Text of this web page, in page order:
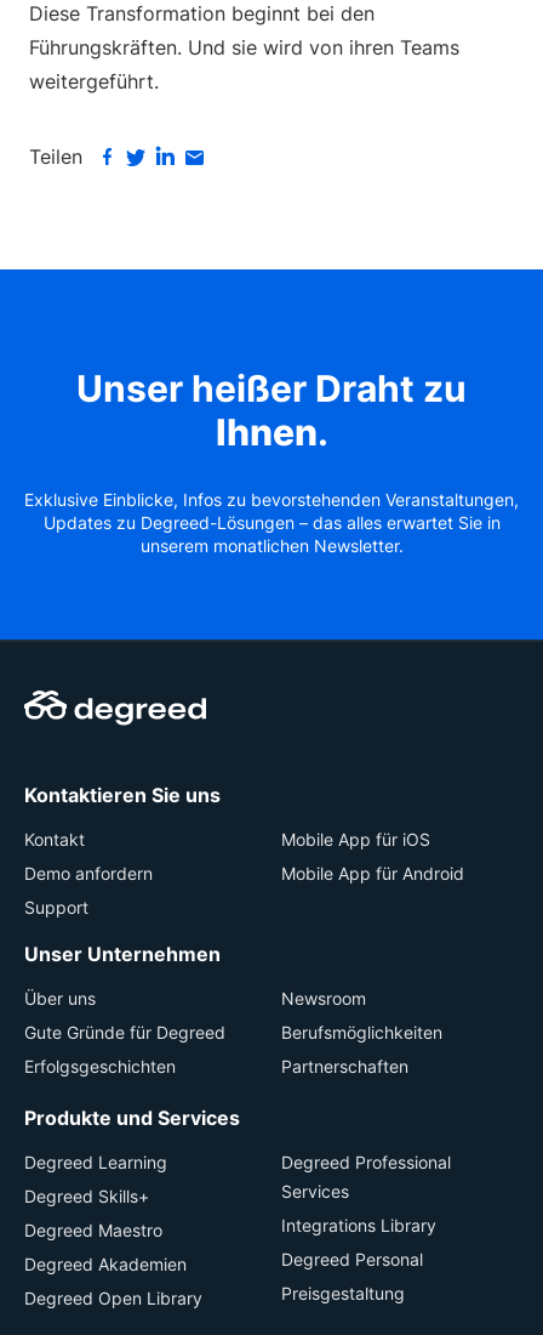
Diese Transformation beginnt bei den
Führungskräften. Und sie wird von ihren Teams
weitergeführt.
Teilen
Unser heißer Draht zu
Ihnen.
Exklusive Einblicke, Infos zu bevorstehenden Veranstaltungen,
Updates zu Degreed-Lösungen – das alles erwartet Sie in
unserem monatlichen Newsletter.
Kontaktieren Sie uns
Kontakt
Demo anfordern
Support
Mobile App für iOS
Mobile App für Android
Unser Unternehmen
Über uns
Gute Gründe für Degreed
Erfolgsgeschichten
Newsroom
Berufsmöglichkeiten
Partnerschaften
Produkte und Services
Degreed Learning
Degreed Skills+
Degreed Maestro
Degreed Akademien
Degreed Open Library
Degreed Professional
Services
Integrations Library
Degreed Personal
Preisgestaltung